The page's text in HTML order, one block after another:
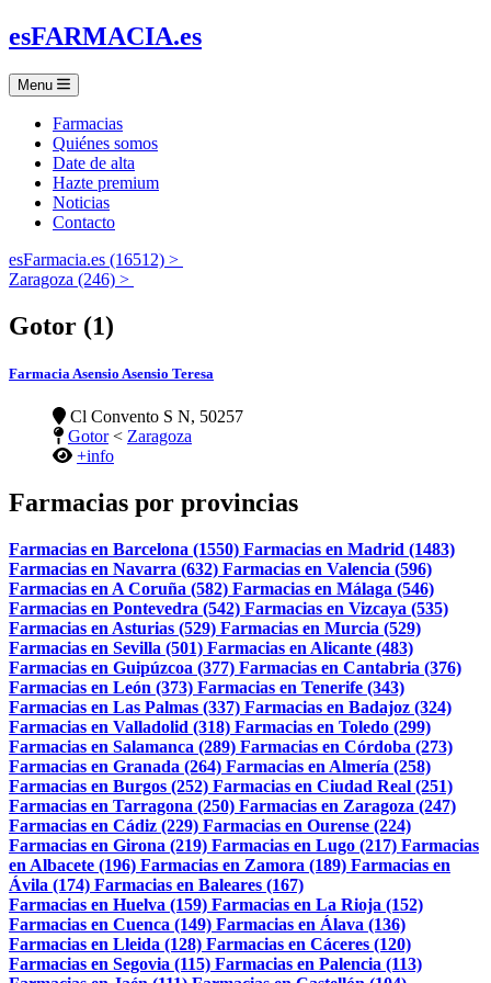
esFARMACIA.es
Menu
Farmacias
Quiénes somos
Date de alta
Hazte premium
Noticias
Contacto
esFarmacia.es (16512) >
Zaragoza (246) >
Gotor (1)
Farmacia Asensio Asensio Teresa
Cl Convento S N, 50257
Gotor< Zaragoza
+info
Farmacias por provincias
Farmacias en Barcelona (1550) Farmacias en Madrid (1483)
Farmacias en Navarra (632) Farmacias en Valencia (596)
Farmacias en A Coruña (582) Farmacias en Málaga (546)
Farmacias en Pontevedra (542) Farmacias en Vizcaya (535)
Farmacias en Asturias (529) Farmacias en Murcia (529)
Farmacias en Sevilla (501) Farmacias en Alicante (483)
Farmacias en Guipúzcoa (377) Farmacias en Cantabria (376)
Farmacias en León (373) Farmacias en Tenerife (343)
Farmacias en Las Palmas (337) Farmacias en Badajoz (324)
Farmacias en Valladolid (318) Farmacias en Toledo (299)
Farmacias en Salamanca (289) Farmacias en Córdoba (273)
Farmacias en Granada (264) Farmacias en Almería (258)
Farmacias en Burgos (252) Farmacias en Ciudad Real (251)
Farmacias en Tarragona (250) Farmacias en Zaragoza (247)
Farmacias en Cádiz (229) Farmacias en Ourense (224)
Farmacias en Girona (219) Farmacias en Lugo (217) Farmacias
en Albacete (196) Farmacias en Zamora (189) Farmacias en
Ávila (174) Farmacias en Baleares (167)
Farmacias en Huelva (159) Farmacias en La Rioja (152)
Farmacias en Cuenca (149) Farmacias en Álava (136)
Farmacias en Lleida (128) Farmacias en Cáceres (120)
Farmacias en Segovia (115) Farmacias en Palencia (113)